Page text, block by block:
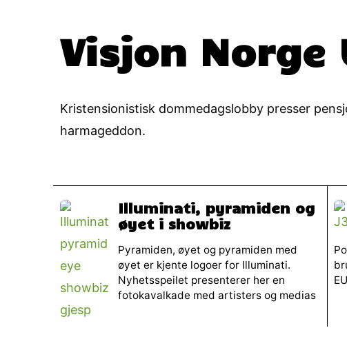
Visjon Norge
Kristensionistisk dommedagslobby presser
harmageddon.
Illuminati, pyramiden og
øyet i showbiz
Pyramiden, øyet og pyramiden med
øyet er kjente logoer for Illuminati.
Nyhetsspeilet presenterer her en
fotokavalkade med artisters og medias